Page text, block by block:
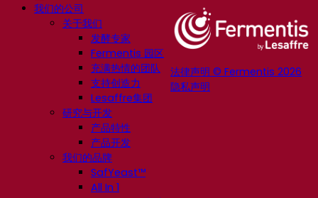
法律声明 © Fermentis 2026
隐私声明
我们的公司
关于我们
发酵专家
Fermentis 园区
充满热情的团队
支持创造力
Lesaffre集团
研究与开发
产品特性
产品开发
我们的品牌
SafYeast™
All In 1